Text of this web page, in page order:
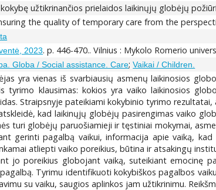
užtikrinančios prielaidos laikinųjų globėjų
the quality of temporary care from the
2023. p. 446-470.. Vilnius : Mykolo Romerio
Globa / Social assistance. Care;Vaikai / Children.
yra vienas iš svarbiausių asmenų laikinosios
tyrimo klausimas: kokios yra vaiko laikinosios
Straipsnyje pateikiami kokybinio tyrimo
kad laikinųjų globėjų pasirengimas vaiko
turi globėjų paruošiamieji ir tęstiniai mokymai,
gerinti pagalbą vaikui, informacija apie vaiką,
atliepti vaiko poreikius, būtina ir atsakingų
jo poreikius globojant vaiką, suteikiant emocinę
Tyrimu identifikuoti kokybiškos pagalbos
su vaiku, saugios aplinkos jam užtikrinimu.